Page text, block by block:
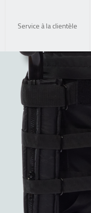
Service à la clientèle